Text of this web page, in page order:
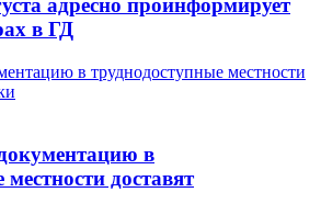
адресно проинформирует
в ГД
в труднодоступные местности
в
доставят